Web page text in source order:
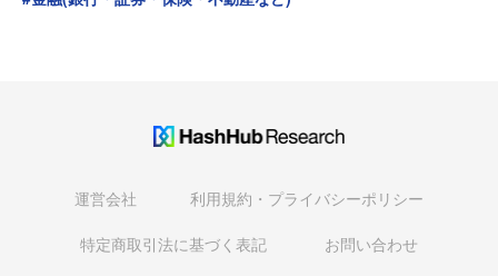
運営会社 利用規約・プライバシーポリシー
特定商取引法に基づく表記 お問い合わせ